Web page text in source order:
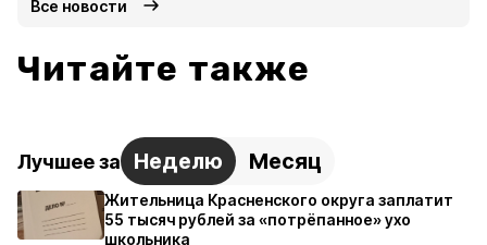
Все новости
Читайте также
Лучшее за Неделю Месяц
Жительница Красненского округа заплатит
55 тысяч рублей за «потрёпанное» ухо
школьника